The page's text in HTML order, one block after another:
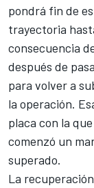
pondrá fin de
trayectoria
consecuencia
después de
para volver a
la operación.
placa con la
comenzó un
superado.
La